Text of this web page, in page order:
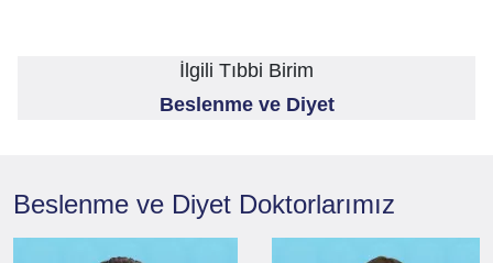
İlgili Tıbbi Birim
Beslenme ve Diyet
Beslenme ve Diyet Doktorlarımız